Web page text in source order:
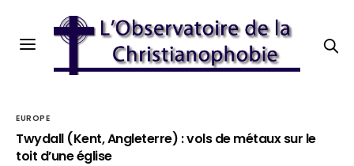
EUROPE
Twydall (Kent, Angleterre) : vols de métaux sur le
toit d’une église